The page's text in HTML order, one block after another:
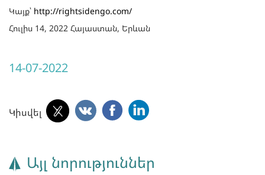
Կայք՝ http://rightsidengo.com/
Հուլիս 14, 2022 Հայաստան, Երևան
14-07-2022
Կիսվել
Այլ նորություններ